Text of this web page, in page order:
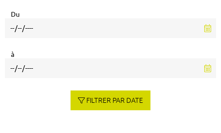
Du
à
FILTRER PAR DATE